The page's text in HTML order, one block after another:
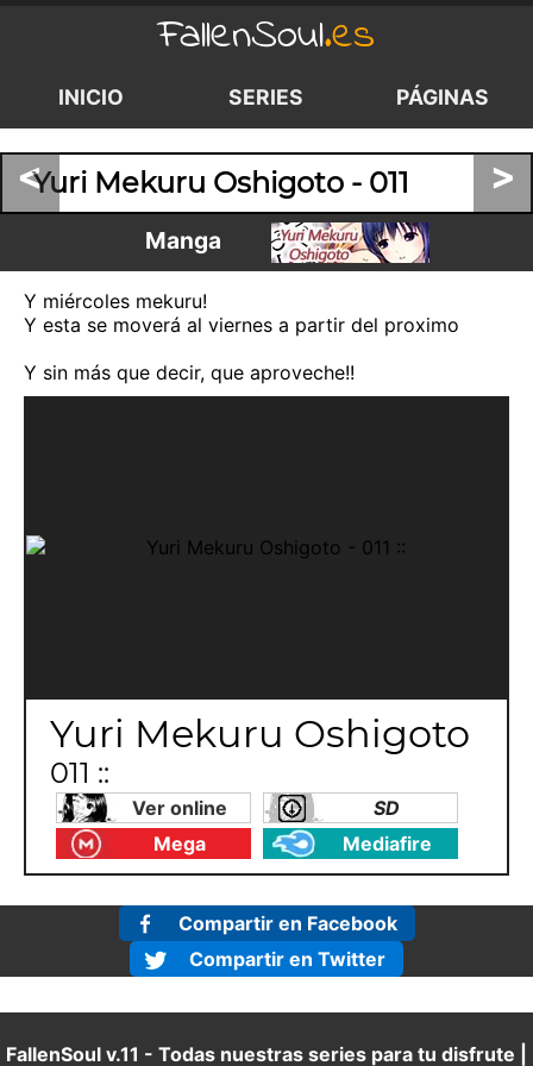
FallenSoul.es
INICIO SERIES PÁGINAS
< >
Yuri Mekuru Oshigoto - 011
Manga
Y miércoles mekuru!
Y esta se moverá al viernes a partir del proximo
Y sin más que decir, que aproveche!!
Yuri Mekuru Oshigoto
011 ::
Ver online
SD
Mega
Mediafire
Compartir en Facebook
Compartir en Twitter
FallenSoul v.11 - Todas nuestras series para tu disfrute |